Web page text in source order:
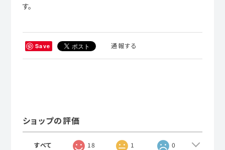
す。
Save 通報する
ショップの評価
すべて 18 1 0